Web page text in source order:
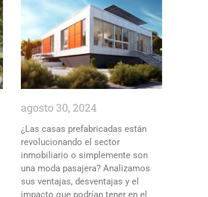
agosto 30, 2024
¿Las casas prefabricadas están
revolucionando el sector
inmobiliario o simplemente son
una moda pasajera? Analizamos
sus ventajas, desventajas y el
impacto que podrían tener en el